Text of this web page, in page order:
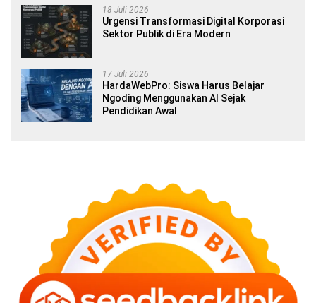
18 Juli 2026
Urgensi Transformasi Digital Korporasi
Sektor Publik di Era Modern
17 Juli 2026
HardaWebPro: Siswa Harus Belajar
Ngoding Menggunakan AI Sejak
Pendidikan Awal